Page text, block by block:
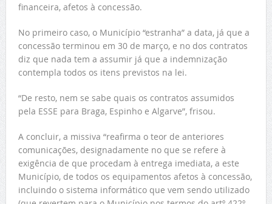
financeira, afetos à concessão.
No primeiro caso, o Município “estranha” a data, já que a
concessão terminou em 30 de março, e no dos contratos
diz que nada tem a assumir já que a indemnização
contempla todos os itens previstos na lei.
“De resto, nem se sabe quais os contratos assumidos
pela ESSE para Braga, Espinho e Algarve”, frisou.
A concluir, a missiva “reafirma o teor de anteriores
comunicações, designadamente no que se refere à
exigência de que procedam à entrega imediata, a este
Município, de todos os equipamentos afetos à concessão,
incluindo o sistema informático que vem sendo utilizado